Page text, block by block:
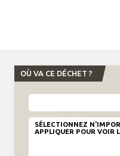
OÙ VA CE DÉCHET ?
SÉLECTIONNEZ
APPLIQUER POUR VOIR